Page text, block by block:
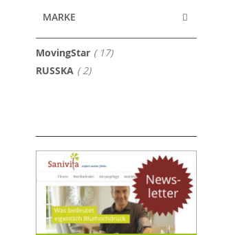
MARKE
MovingStar 17Artikel
RUSSKA 2Artikel